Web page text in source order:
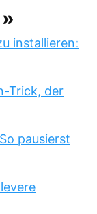
installieren:
Trick, der
pausierst